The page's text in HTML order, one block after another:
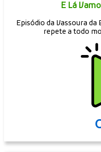
E Lá
Episódio da Vassoura da
repete a todo